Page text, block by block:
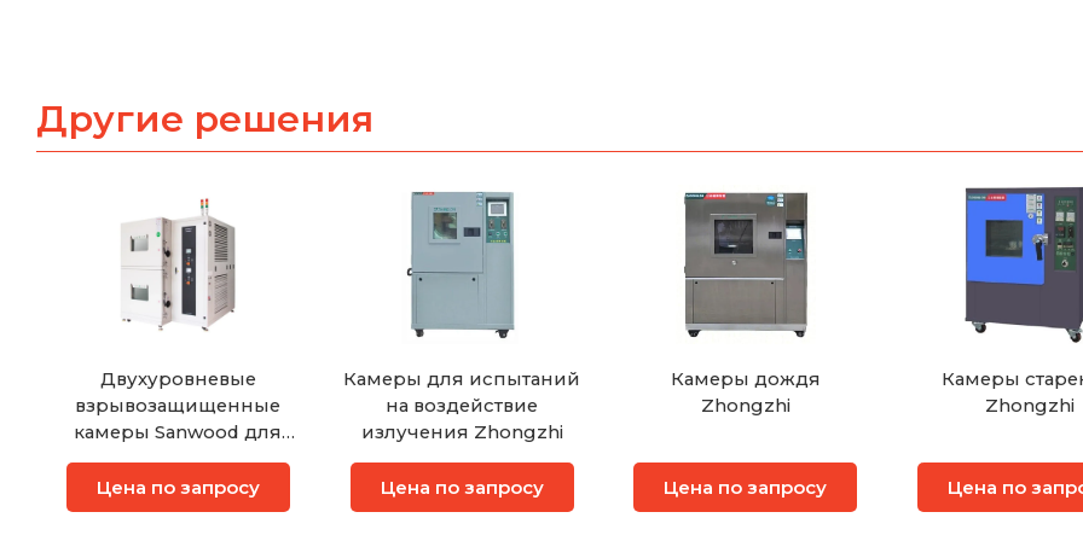
Другие решения
Двухуровневые
взрывозащищенные
камеры Sanwood для
температурных
испытаний
аккумуляторов
Цена по запросу
Камеры для испытаний
на воздействие
излучения Zhongzhi
Цена по запросу
Камеры дождя
Zhongzhi
Цена по запросу
Камеры
Zhongzhi
Цена по